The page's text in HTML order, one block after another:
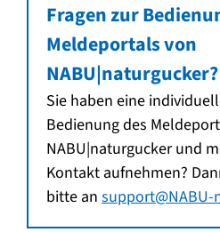
Fragen zur
Meldeportals von
NABU|naturgucker?
Sie haben eine
Bedienung des
NABU|naturgucker und
Kontakt aufnehmen?
bitte an